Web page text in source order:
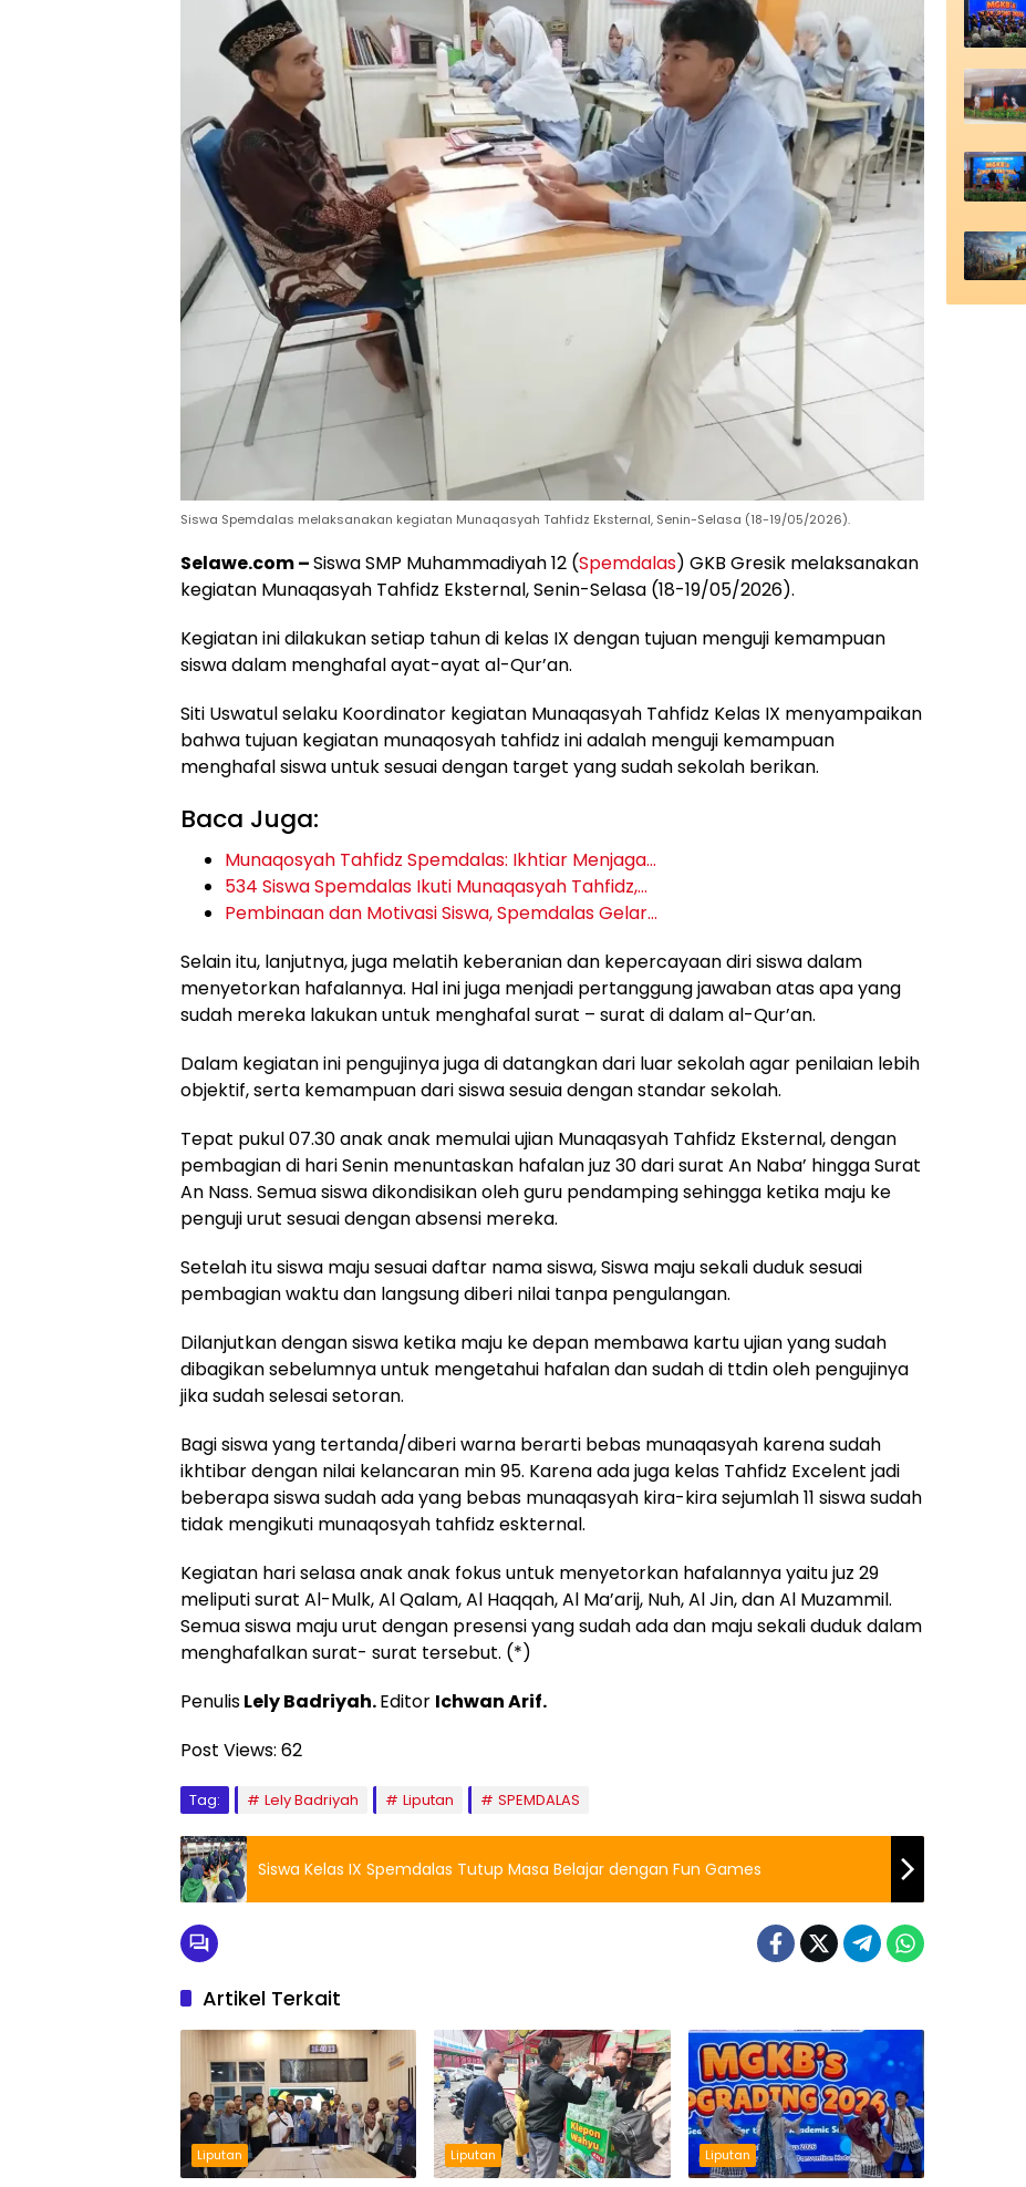
Siswa Spemdalas melaksanakan kegiatan Munaqasyah Tahfidz Eksternal, Senin-Selasa (18-19/05/2026).
Selawe.com –Siswa SMP Muhammadiyah 12 (Spemdalas) GKB Gresik melaksanakan
kegiatan Munaqasyah Tahfidz Eksternal, Senin-Selasa (18-19/05/2026).
Kegiatan ini dilakukan setiap tahun di kelas IX dengan tujuan menguji kemampuan
siswa dalam menghafal ayat-ayat al-Qur’an.
Siti Uswatul selaku Koordinator kegiatan Munaqasyah Tahfidz Kelas IX menyampaikan
bahwa tujuan kegiatan munaqosyah tahfidz ini adalah menguji kemampuan
menghafal siswa untuk sesuai dengan target yang sudah sekolah berikan.
Baca Juga:
Munaqosyah Tahfidz Spemdalas: Ikhtiar Menjaga…
534 Siswa Spemdalas Ikuti Munaqasyah Tahfidz,…
Pembinaan dan Motivasi Siswa, Spemdalas Gelar…
Selain itu, lanjutnya, juga melatih keberanian dan kepercayaan diri siswa dalam
menyetorkan hafalannya. Hal ini juga menjadi pertanggung jawaban atas apa yang
sudah mereka lakukan untuk menghafal surat – surat di dalam al-Qur’an.
Dalam kegiatan ini pengujinya juga di datangkan dari luar sekolah agar penilaian lebih
objektif, serta kemampuan dari siswa sesuia dengan standar sekolah.
Tepat pukul 07.30 anak anak memulai ujian Munaqasyah Tahfidz Eksternal, dengan
pembagian di hari Senin menuntaskan hafalan juz 30 dari surat An Naba’ hingga Surat
An Nass. Semua siswa dikondisikan oleh guru pendamping sehingga ketika maju ke
penguji urut sesuai dengan absensi mereka.
Setelah itu siswa maju sesuai daftar nama siswa, Siswa maju sekali duduk sesuai
pembagian waktu dan langsung diberi nilai tanpa pengulangan.
Dilanjutkan dengan siswa ketika maju ke depan membawa kartu ujian yang sudah
dibagikan sebelumnya untuk mengetahui hafalan dan sudah di ttdin oleh pengujinya
jika sudah selesai setoran.
Bagi siswa yang tertanda/diberi warna berarti bebas munaqasyah karena sudah
ikhtibar dengan nilai kelancaran min 95. Karena ada juga kelas Tahfidz Excelent jadi
beberapa siswa sudah ada yang bebas munaqasyah kira-kira sejumlah 11 siswa sudah
tidak mengikuti munaqosyah tahfidz eskternal.
Kegiatan hari selasa anak anak fokus untuk menyetorkan hafalannya yaitu juz 29
meliputi surat Al-Mulk, Al Qalam, Al Haqqah, Al Ma’arij, Nuh, Al Jin, dan Al Muzammil.
Semua siswa maju urut dengan presensi yang sudah ada dan maju sekali duduk dalam
menghafalkan surat- surat tersebut. (*)
PenulisLely Badriyah.Editor Ichwan Arif.
Post Views: 62
Tag: Lely Badriyah Liputan SPEMDALAS
Siswa Kelas IX Spemdalas Tutup Masa Belajar dengan Fun Games
Artikel Terkait
Liputan Liputan Liputan